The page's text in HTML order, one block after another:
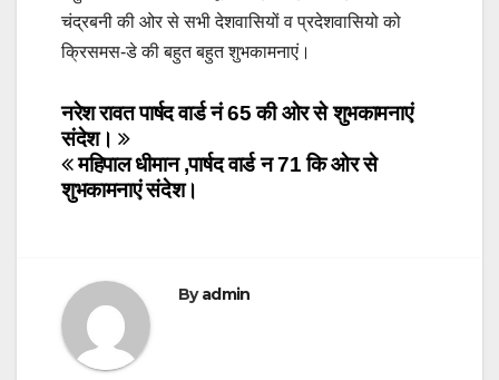
चंद्रबनी की ओर से सभी देशवासियों व प्रदेशवासियो को
क्रिसमस-डे की बहुत बहुत शुभकामनाएं।
Post
navigation
नरेश रावत पार्षद वार्ड नं 65 की ओर से शुभकामनाएं
संदेश।
महिपाल धीमान ,पार्षद वार्ड न 71 कि ओर से
शुभकामनाएं संदेश।
Byadmin